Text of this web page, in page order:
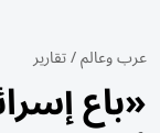
عرب وعالم/تقارير
«باع